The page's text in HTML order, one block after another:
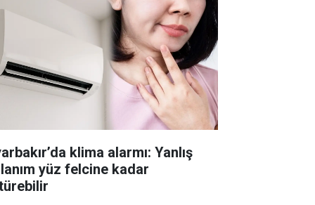
klima alarmı: Yanlış
yüz felcine kadar